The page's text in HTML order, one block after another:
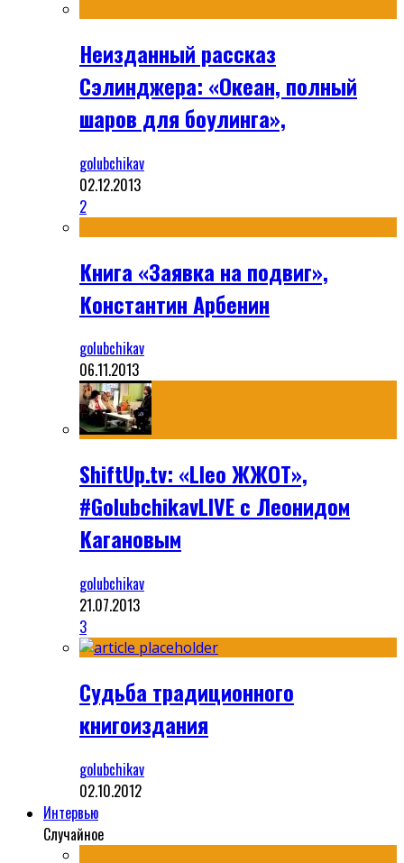
Неизданный рассказ
Сэлинджера: «Океан, полный
шаров для боулинга»,
golubchikav
02.12.2013
2
Книга «Заявка на подвиг»,
Константин Арбенин
golubchikav
06.11.2013
ShiftUp.tv: «Lleo ЖЖОТ»,
#GolubchikavLIVE с Леонидом
Кагановым
golubchikav
21.07.2013
3
Судьба традиционного
книгоиздания
golubchikav
02.10.2012
Интервью
Случайное